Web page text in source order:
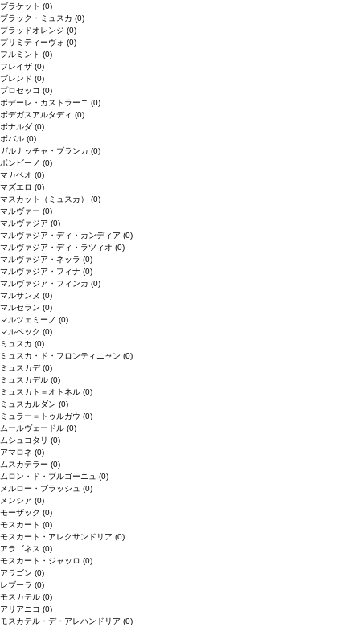
ブラケット (0)
ブラック・ミュスカ (0)
ブラッドオレンジ (0)
プリミティーヴォ (0)
フルミント (0)
フレイザ (0)
ブレンド (0)
プロセッコ (0)
ポデーレ・カストラーニ (0)
ボデガスアルタディ (0)
ボナルダ (0)
ボバル (0)
ガルナッチャ・ブランカ (0)
ボンビーノ (0)
マカベオ (0)
マズエロ (0)
マスカット（ミュスカ） (0)
マルヴァー (0)
マルヴァジア (0)
マルヴァジア・ディ・カンディア (0)
マルヴァジア・ディ・ラツィオ (0)
マルヴァジア・ネッラ (0)
マルヴァジア・フィナ (0)
マルヴァジア・フィンカ (0)
マルサンヌ (0)
マルセラン (0)
マルツェミーノ (0)
マルベック (0)
ミュスカ (0)
ミュスカ・ド・フロンティニャン (0)
ミュスカデ(0)
ミュスカデル (0)
ミュスカト＝オトネル (0)
ミュスカルダン (0)
ミュラー＝トゥルガウ (0)
ムールヴェードル (0)
ムシュコタリ (0)
アマロネ (0)
ムスカテラー (0)
ムロン・ド・ブルゴーニュ (0)
メルロー・ブラッシュ (0)
メンシア (0)
モーザック (0)
モスカート (0)
モスカート・アレクサンドリア (0)
アラゴネス (0)
モスカート・ジャッロ (0)
アラゴン (0)
レブーラ (0)
モスカテル (0)
アリアニコ (0)
モスカテル・デ・アレハンドリア (0)